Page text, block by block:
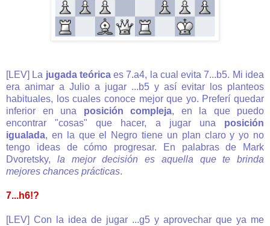
[LEV] La jugada teóricaes 7.a4, la cual evita 7...b5. Mi idea
era animar a Julio a jugar ...b5 y así evitar los planteos
habituales, los cuales conoce mejor que yo. Preferí quedar
inferior en una posición compleja, en la que puedo
encontrar "cosas" que hacer, a jugar una posición
igualada, en la que el Negro tiene un plan claro y yo no
tengo ideas de cómo progresar. En palabras de Mark
Dvoretsky, la mejor decisión es aquella que te brinda
mejores chances prácticas.
7...h6!?
[LEV] Con la idea de jugar ...g5 y aprovechar que ya me